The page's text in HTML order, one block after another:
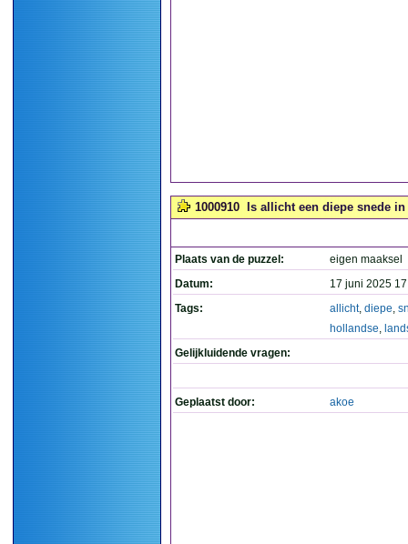
1000910 Is allicht een diepe snede
Plaats van de puzzel:
eigen maaksel
Datum:
17 juni 2025
Tags:
allicht, diepe,
hollandse,
Gelijkluidende vragen:
Geplaatst door: akoe